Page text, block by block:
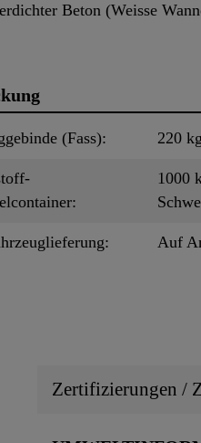
Beton (Weisse
(Fass): 220 kg
1000
Auf
Zertifizierungen /